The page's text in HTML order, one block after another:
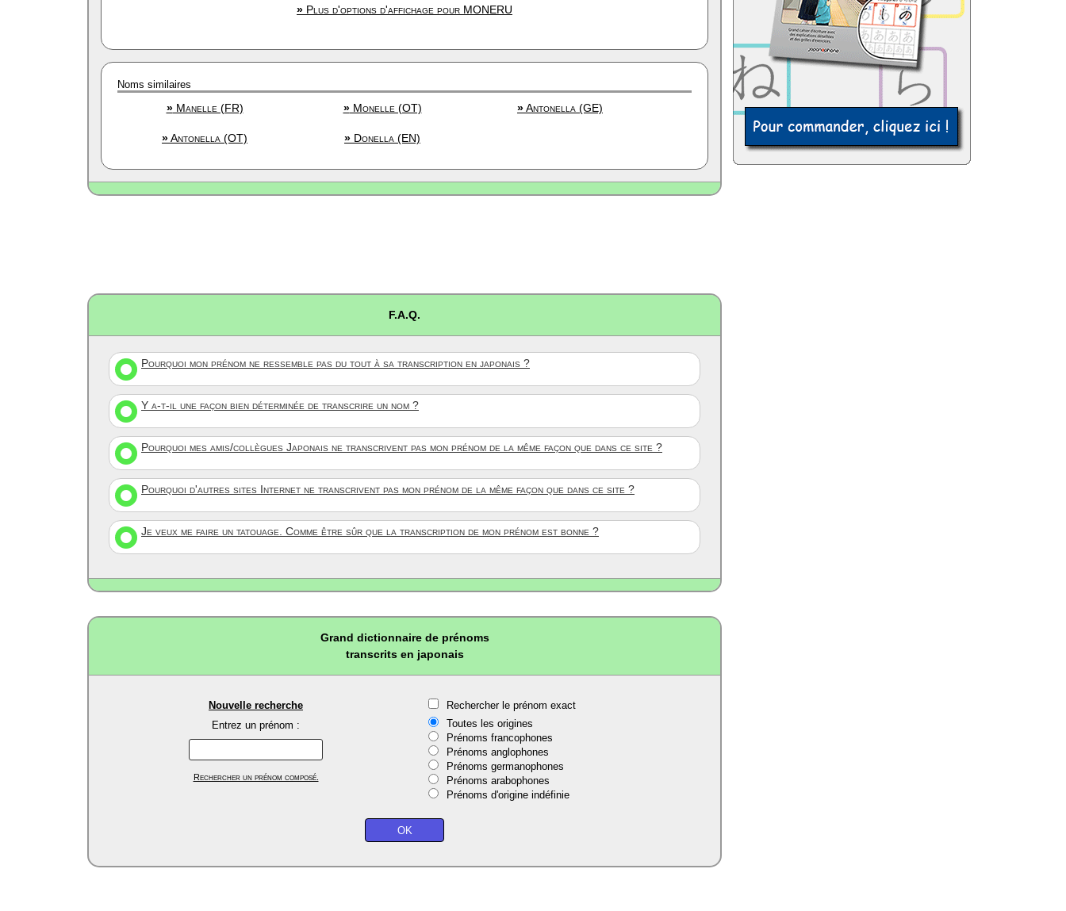
» Plus d'options d'affichage pour MONERU
Noms similaires
»Manelle (FR) »Monelle (OT) »Antonella (GE)
»Antonella (OT) » Donella (EN)
F.A.Q.
Pourquoi mon prénom ne ressemble pas du tout à sa transcription en japonais ?
Y a-t-il une façon bien déterminée de transcrire un nom ?
Pourquoi mes amis/collègues Japonais ne transcrivent pas mon prénom de la même façon que dans ce site ?
Pourquoi d'autres sites Internet ne transcrivent pas mon prénom de la même façon que dans ce site ?
Je veux me faire un tatouage. Comme être sûr que la transcription de mon prénom est bonne ?
Grand dictionnaire de prénoms
transcrits en japonais
Nouvelle recherche
Entrez un prénom :
Rechercher un prénom composé.
Rechercher le prénom exact
Toutes les origines
Prénoms francophones
Prénoms anglophones
Prénoms germanophones
Prénoms arabophones
Prénoms d'origine indéfinie